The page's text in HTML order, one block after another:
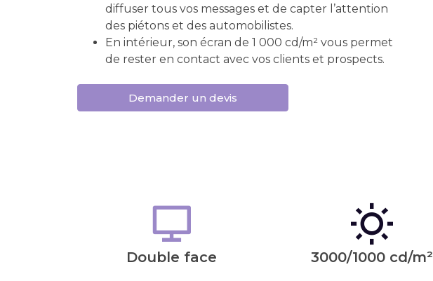
diffuser tous vos messages et de capter l’attention
des piétons et des automobilistes.
En intérieur, son écran de 1 000 cd/m² vous permet
de rester en contact avec vos clients et prospects.
Demander un devis
Double face 3000/1000 cd/m²